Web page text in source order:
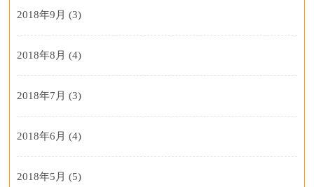
2018年9月 (3)
2018年8月 (4)
2018年7月 (3)
2018年6月 (4)
2018年5月 (5)